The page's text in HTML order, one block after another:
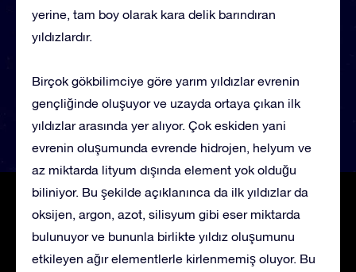
yerine, tam boy olarak kara delik barındıran
yıldızlardır.
Birçok gökbilimciye göre yarım yıldızlar evrenin
gençliğinde oluşuyor ve uzayda ortaya çıkan ilk
yıldızlar arasında yer alıyor. Çok eskiden yani
evrenin oluşumunda evrende hidrojen, helyum ve
az miktarda lityum dışında element yok olduğu
biliniyor. Bu şekilde açıklanınca da ilk yıldızlar da
oksijen, argon, azot, silisyum gibi eser miktarda
bulunuyor ve bununla birlikte yıldız oluşumunu
etkileyen ağır elementlerle kirlenmemiş oluyor. Bu